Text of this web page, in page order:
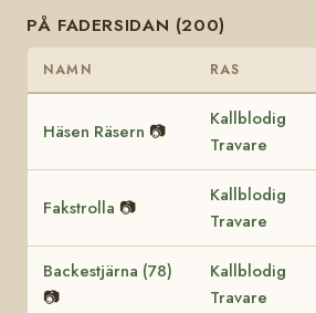
PÅ FADERSIDAN (200)
NAMN RAS
Häsen Räsern 📷
Kallblodig
Travare
Fakstrolla 📷
Kallblodig
Travare
Backestjärna (78)
📷
Kallblodig
Travare